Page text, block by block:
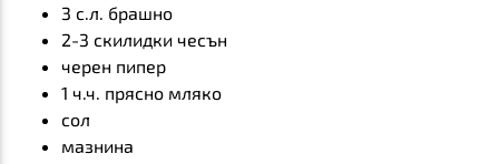
3 с.л. брашно
2-3 скилидки чесън
черен пипер
1 ч.ч. прясно мляко
сол
мазнина